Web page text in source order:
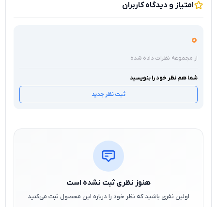
امتیاز و دیدگاه کاربران
0
از مجموعه نظرات داده شده
شما هم نظر خود را بنویسید
ثبت نظر جدید
هنوز نظری ثبت نشده است
اولین نفری باشید که نظر خود را درباره این محصول ثبت می‌کنید